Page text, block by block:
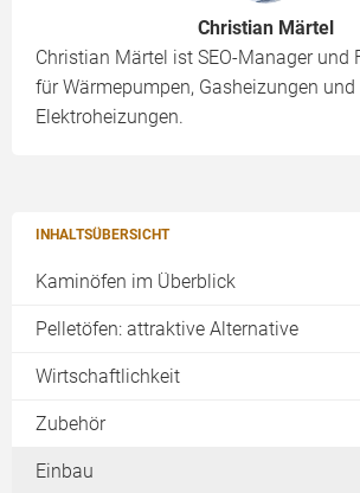
INHALTSÜBERSICHT
Kaminöfen im Überblick
Vorteile & Nachteile
Designvarianten
Wasserführend
Pelletöfen: attraktive Alternative
Einzelofen
Wasserführend
Wirtschaftlichkeit
Anschaffungspreise
laufende Kosten
Zubehör
Bodenplatte
Einbau
Christian Märtel
Christian Märtel ist SEO-Manager und
für Wärmepumpen, Gasheizungen und
Elektroheizungen.